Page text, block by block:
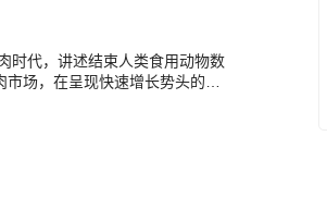
时代，讲述结束人类食用动物数
场，在呈现快速增长势头的时